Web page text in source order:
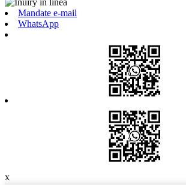
Mandate e-mail
WhatsApp
x